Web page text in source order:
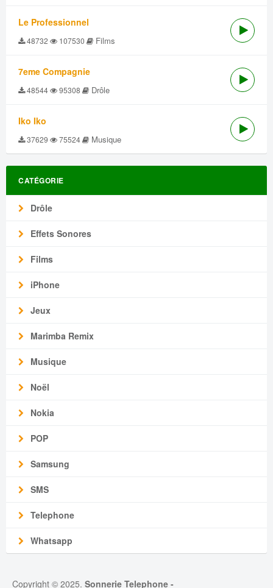
Le Professionnel
48732 107530 Films
7eme Compagnie
48544 95308 Drôle
Iko Iko
37629 75524 Musique
CATÉGORIE
Drôle
Effets Sonores
Films
iPhone
Jeux
Marimba Remix
Musique
Noël
Nokia
POP
Samsung
SMS
Telephone
Whatsapp
Copyright © 2025. Sonnerie Telephone -